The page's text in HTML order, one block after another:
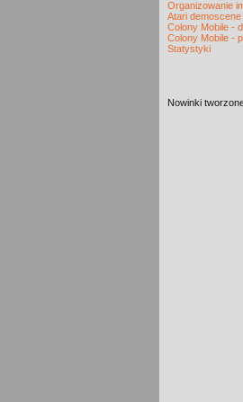
Organizowanie
Atari
Colony Mobile -
Colony Mobile -
Statystyki
Nowinki